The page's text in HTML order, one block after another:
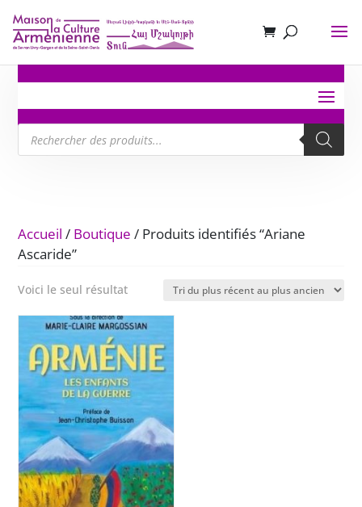
Recherche
de
produits
Accueil / Boutique / Produits identifiés “Ariane
Ascaride”
Voici le seul résultat